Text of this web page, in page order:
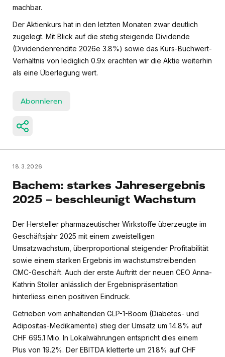
machbar.
Der Aktienkurs hat in den letzten Monaten zwar deutlich
zugelegt. Mit Blick auf die stetig steigende Dividende
(Dividendenrendite 2026e 3.8%) sowie das Kurs-Buchwert-
Verhältnis von lediglich 0.9x erachten wir die Aktie weiterhin
als eine Überlegung wert.
Abonnieren
18.3.2026
Bachem: starkes Jahresergebnis
2025 – beschleunigt Wachstum
Der Hersteller pharmazeutischer Wirkstoffe überzeugte im
Geschäftsjahr 2025 mit einem zweistelligen
Umsatzwachstum, überproportional steigender Profitabilität
sowie einem starken Ergebnis im wachstumstreibenden
CMC-Geschäft. Auch der erste Auftritt der neuen CEO Anna-
Kathrin Stoller anlässlich der Ergebnispräsentation
hinterliess einen positiven Eindruck.
Getrieben vom anhaltenden GLP-1-Boom (Diabetes- und
Adipositas-Medikamente) stieg der Umsatz um 14.8% auf
CHF 695.1 Mio. In Lokalwährungen entspricht dies einem
Plus von 19.2%. Der EBITDA kletterte um 21.8% auf CHF